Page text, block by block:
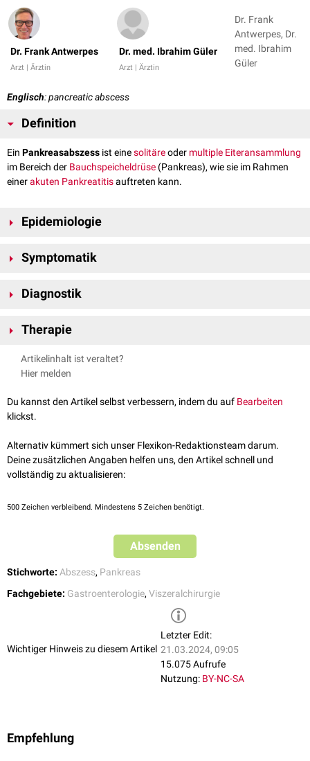
Dr. Frank Antwerpes
Arzt | Ärztin
Dr. med. Ibrahim Güler
Arzt | Ärztin
Dr. Frank
Antwerpes, Dr.
med. Ibrahim
Güler
Englisch: pancreatic abscess
Definition
Ein Pankreasabszess ist einesolitäreoder multiple Eiteransammlung
im Bereich der Bauchspeicheldrüse (Pankreas), wie sie im Rahmen
einerakuten Pankreatitisauftreten kann.
Epidemiologie
Symptombeginn der akuten Pankreatitis auf. Sie werden mit einer
Symptomatik
Diagnostik
CT(kontrastmittelverstärkt)
MRT
Therapie
Die Therapie besteht in der Punktion und Entleerung (
Abszesses mit anschließender Spülung der Aszesshöhle und Entfernung
endoskopisch
erfolgen.
Artikelinhalt ist veraltet?
Hier melden
Du kannst den Artikel selbst verbessern, indem du auf Bearbeiten
klickst.
Alternativ kümmert sich unser Flexikon-Redaktionsteam darum.
Deine zusätzlichen Angaben helfen uns, den Artikel schnell und
vollständig zu aktualisieren:
500 Zeichen verbleibend. Mindestens 5 Zeichen benötigt.
Absenden
Stichworte: Abszess, Pankreas
Fachgebiete: Gastroenterologie, Viszeralchirurgie
Wichtiger Hinweis zu diesem Artikel
Letzter Edit:
21.03.2024, 09:05
15.075 Aufrufe
Nutzung: BY-NC-SA
Empfehlung